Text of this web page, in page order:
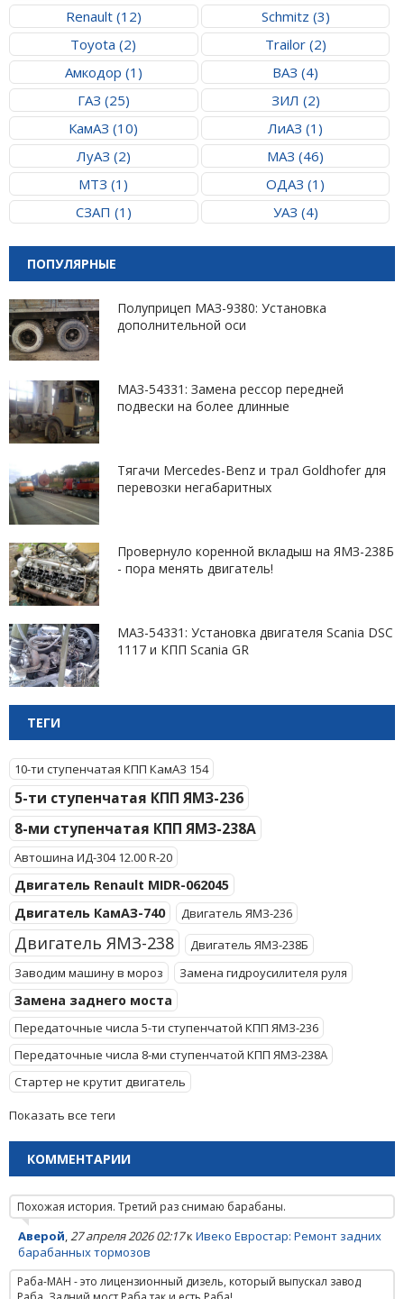
Renault (12)
Schmitz (3)
Toyota (2)
Trailor (2)
Амкодор (1)
ВАЗ (4)
ГАЗ (25)
ЗИЛ (2)
КамАЗ (10)
ЛиАЗ (1)
ЛуАЗ (2)
МАЗ (46)
МТЗ (1)
ОДАЗ (1)
СЗАП (1)
УАЗ (4)
ПОПУЛЯРНЫЕ
Полуприцеп МАЗ-9380: Установка
дополнительной оси
МАЗ-54331: Замена рессор передней
подвески на более длинные
Тягачи Mercedes-Benz и трал Goldhofer для
перевозки негабаритных
Провернуло коренной вкладыш на ЯМЗ-238Б
- пора менять двигатель!
МАЗ-54331: Установка двигателя Scania DSC
1117 и КПП Scania GR
ТЕГИ
10-ти ступенчатая КПП КамАЗ 154
5-ти ступенчатая КПП ЯМЗ-236
8-ми ступенчатая КПП ЯМЗ-238А
Автошина ИД-304 12.00 R-20
Двигатель Renault MIDR-062045
Двигатель КамАЗ-740
Двигатель ЯМЗ-236
Двигатель ЯМЗ-238
Двигатель ЯМЗ-238Б
Заводим машину в мороз
Замена гидроусилителя руля
Замена заднего моста
Передаточные числа 5-ти ступенчатой КПП ЯМЗ-236
Передаточные числа 8-ми ступенчатой КПП ЯМЗ-238А
Стартер не крутит двигатель
Показать все теги
КОММЕНТАРИИ
Похожая история. Третий раз снимаю барабаны.
Аверой,27 апреля 2026 02:17к Ивеко Евростар: Ремонт задних
барабанных тормозов
Раба-МАН - это лицензионный дизель, который выпускал завод